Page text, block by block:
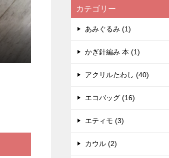
カテゴリー
あみぐるみ (1)
かぎ針編み 本 (1)
アクリルたわし (40)
エコバッグ (16)
エティモ (3)
カウル (2)